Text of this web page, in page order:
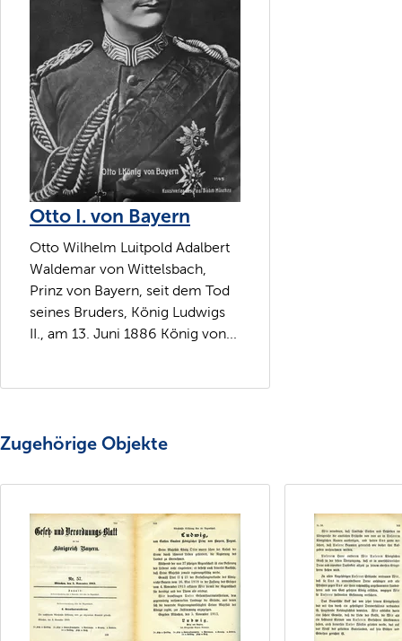
Otto I. von Bayern
Otto Wilhelm Luitpold Adalbert
Waldemar von Wittelsbach,
Prinz von Bayern, seit dem Tod
seines Bruders, König Ludwigs
II., am 13. Juni 1886 König von...
Zugehörige Objekte